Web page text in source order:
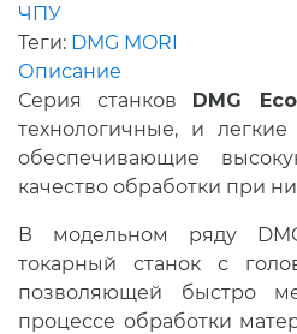
ЧПУ
Теги: DMG MORI
Описание
Серия станков DMG
технологичные, и
обеспечивающие
качество обработки при
В модельном ряду
токарный станок с
позволяющей быстро
процессе обработки